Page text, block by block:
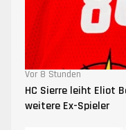
Vor 8 Stunden
HC Sierre leiht Eliot
weitere Ex-Spieler